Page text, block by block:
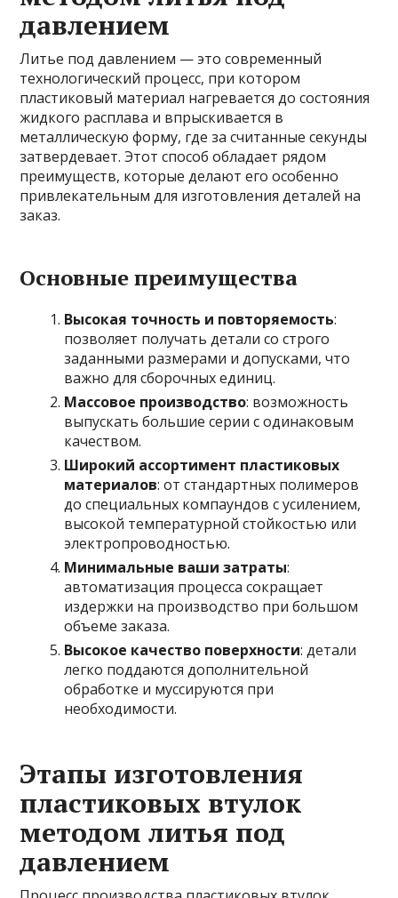
давлением
Литье под давлением — это современный
технологический процесс, при котором
пластиковый материал нагревается до состояния
жидкого расплава и впрыскивается в
металлическую форму, где за считанные секунды
затвердевает. Этот способ обладает рядом
преимуществ, которые делают его особенно
привлекательным для изготовления деталей на
заказ.
Основные преимущества
Высокая точность и повторяемость:
позволяет получать детали со строго
заданными размерами и допусками, что
важно для сборочных единиц.
Массовое производство: возможность
выпускать большие серии с одинаковым
качеством.
Широкий ассортимент пластиковых
материалов: от стандартных полимеров
до специальных компаундов с усилением,
высокой температурной стойкостью или
электропроводностью.
Минимальные ваши затраты:
автоматизация процесса сокращает
издержки на производство при большом
объеме заказа.
Высокое качество поверхности: детали
легко поддаются дополнительной
обработке и муссируются при
необходимости.
Этапы изготовления
пластиковых втулок
методом литья под
давлением